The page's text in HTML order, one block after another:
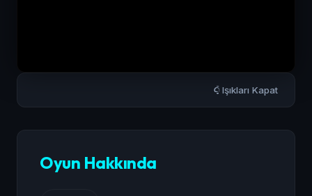
Işıkları Kapat
Oyun Hakkında